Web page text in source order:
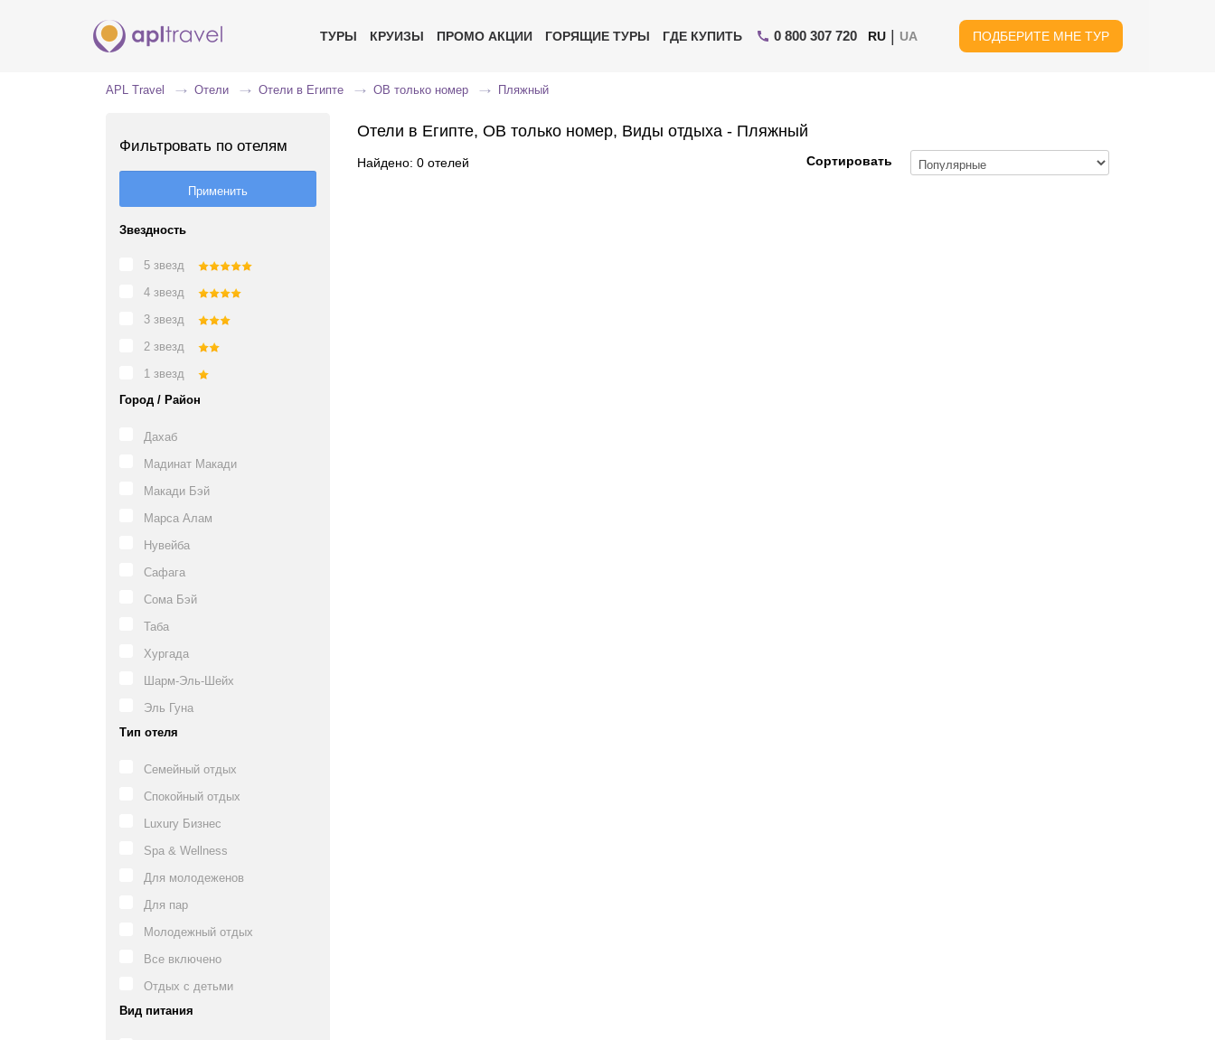
ТУРЫ КРУИЗЫ ПРОМО АКЦИИ ГОРЯЩИЕ ТУРЫ ГДЕ КУПИТЬ 0 800 307 720 RU | UA ПОДБЕРИТЕ МНЕ ТУР
APL Travel Отели Отели в Египте OB только номер Пляжный
Фильтровать по отелям
Звездность
5 звезд
4 звезд
3 звезд
2 звезд
1 звезд
Город / Район
Дахаб
Мадинат Макади
Макади Бэй
Марса Алам
Нувейба
Сафага
Сома Бэй
Таба
Хургада
Шарм-Эль-Шейх
Эль Гуна
Тип отеля
Семейный отдых
Спокойный отдых
Luxury Бизнес
Spa & Wellness
Для молодеженов
Для пар
Молодежный отдых
Все включено
Отдых с детьми
Вид питания
Отели в Египте, OB только номер, Виды отдыха - Пляжный
Найдено: 0 отелей Сортировать